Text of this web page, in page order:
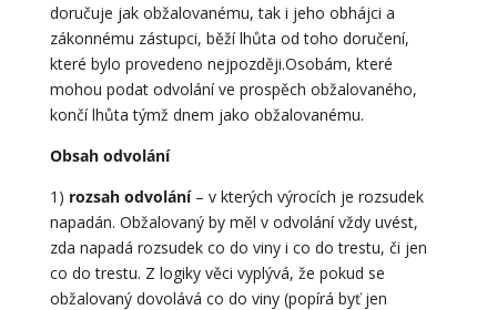
doručuje jak obžalovanému, tak i jeho obhájci a
zákonnému zástupci, běží lhůta od toho doručení,
které bylo provedeno nejpozději.Osobám, které
mohou podat odvolání ve prospěch obžalovaného,
končí lhůta týmž dnem jako obžalovanému.
Obsah odvolání
1) rozsah odvolání– v kterých výrocích je rozsudek
napadán. Obžalovaný by měl v odvolání vždy uvést,
zda napadá rozsudek co do viny i co do trestu, či jen
co do trestu. Z logiky věci vyplývá, že pokud se
obžalovaný dovolává co do viny (popírá byť jen